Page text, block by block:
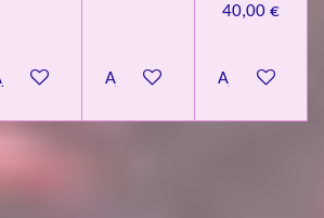
au panierAjouter au panier
40,00 €
Ajouter au